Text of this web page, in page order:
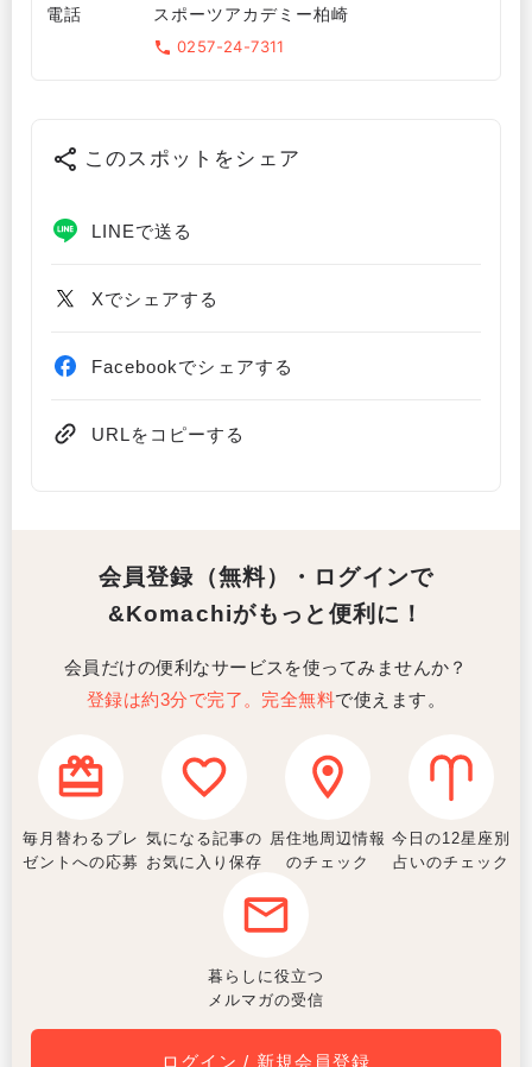
電話 スポーツアカデミー柏崎
0257-24-7311
このスポットをシェア
LINEで送る
Xでシェアする
Facebookでシェアする
URLをコピーする
会員登録（無料）・ログインで
&Komachiがもっと便利に！
会員だけの便利なサービスを使ってみませんか？
登録は約3分で完了。完全無料で使えます。
毎月替わるプレ
ゼントへの応募
気になる記事の
お気に入り保存
居住地周辺情報
のチェック
今日の12星座別
占いのチェック
暮らしに役立つ
メルマガの受信
ログイン / 新規会員登録